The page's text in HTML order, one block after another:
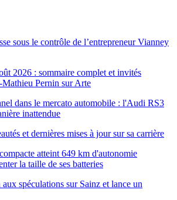
sous le contrôle de l’entrepreneur Vianney
2026 : sommaire complet et invités
Mathieu Pernin sur Arte
dans le mercato automobile : l'Audi RS3
inattendue
et dernières mises à jour sur sa carrière
atteint 649 km d'autonomie
la taille de ses batteries
spéculations sur Sainz et lance un